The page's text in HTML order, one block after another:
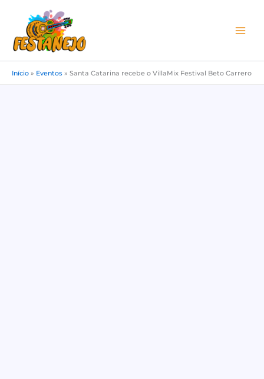
conteúdo
Início » Eventos » Santa Catarina recebe o VillaMix Festival Beto Carrero